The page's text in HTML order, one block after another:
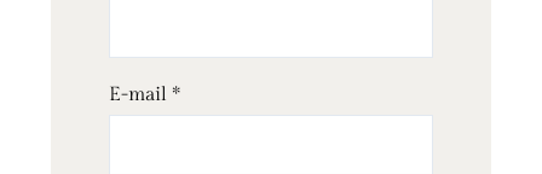
E-mail *